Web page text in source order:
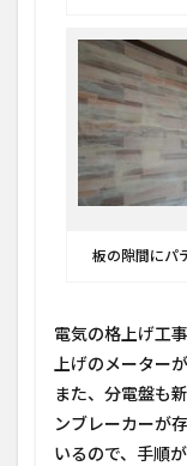
板の隙間にパ
電気の格上げ工
上げのメーター
また、分電盤も
ンブレーカーが
いるので、手順